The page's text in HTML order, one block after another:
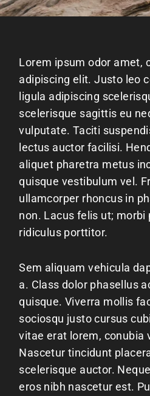
Lorem ipsum odor amet,
adipiscing elit. Justo leo
ligula adipiscing
scelerisque sagittis eu
vulputate. Taciti
lectus auctor facilisi.
aliquet pharetra metus
quisque vestibulum vel.
ullamcorper rhoncus in
non. Lacus felis ut; morbi
ridiculus porttitor.
Sem aliquam vehicula
a. Class dolor phasellus
quisque. Viverra mollis
sociosqu justo cursus
vitae erat lorem, conubia
Nascetur tincidunt
scelerisque auctor.
eros nibh nascetur est.